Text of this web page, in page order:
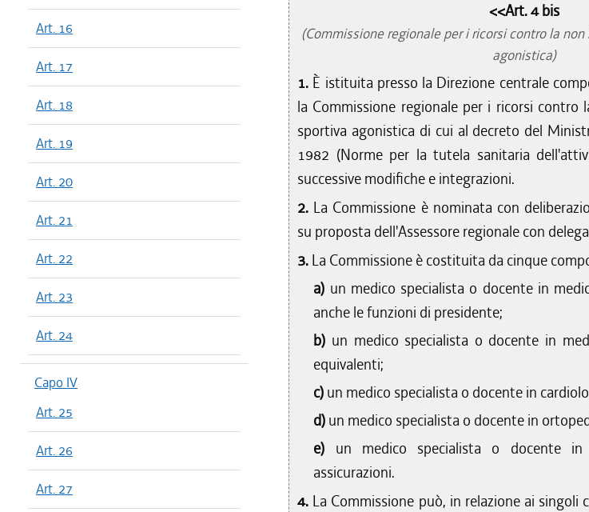
Art. 16
Art. 17
Art. 18
Art. 19
Art. 20
Art. 21
Art. 22
Art. 23
Art. 24
Capo IV
Art. 25
Art. 26
Art. 27
<<Art. 4 bis
(Commissione regionale per i ricorsi contro la
agonistica)
1. È istituita presso la Direzione centrale
la Commissione regionale per i ricorsi contro
sportiva agonistica di cui al decreto del
1982 (Norme per la tutela sanitaria
successive modifiche e integrazioni.
2. La Commissione è nominata con
su proposta dell'Assessore regionale con
3. La Commissione è costituita da cinque
a) un medico specialista o docente in
anche le funzioni di presidente;
b) un medico specialista o docente in
equivalenti;
c) un medico specialista o docente in
d) un medico specialista o docente in
e) un medico specialista o docente
assicurazioni.
4. La Commissione può, in relazione ai singoli